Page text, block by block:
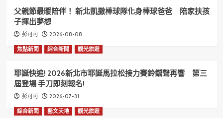
父親節最暖陪伴！ 新北凱撒棒球隊化身棒球爸爸 陪家扶孩
子揮出夢想
彭可可 2026-08-08
焦點新聞 綜合新聞 觀光旅遊
耶誕快追! 2026新北市耶誕馬拉松接力賽鈴鐺聲再響 第三
屆登場 手刀即刻報名!
彭可可 2026-07-31
綜合新聞 藝文天地 觀光旅遊